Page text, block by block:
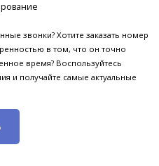
звонки? Хотите заказать номер
в том, что он точно
время? Воспользуйтесь
и получайте самые актуальные